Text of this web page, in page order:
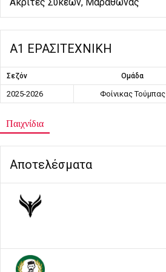
Α1 ΕΡΑΣΙΤΕΧΝΙΚΗ
Σεζόν Ομάδα
2025-2026 Φοίνικας Τούμπας
Παιχνίδια
Αποτελέσματα